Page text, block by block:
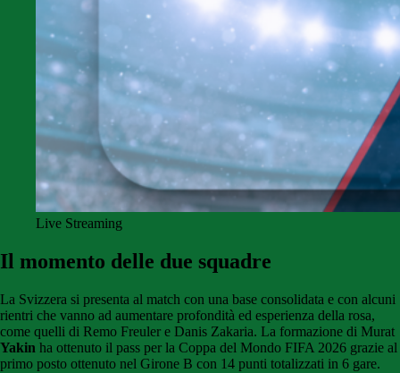
Live Streaming
Il momento delle due squadre
La Svizzera si presenta al match con una base consolidata e con alcuni
rientri che vanno ad aumentare profondità ed esperienza della rosa,
come quelli di Remo Freuler e Danis Zakaria. La formazione di Murat
Yakin ha ottenuto il pass per la Coppa del Mondo FIFA 2026 grazie al
primo posto ottenuto nel Girone B con 14 punti totalizzati in 6 gare.